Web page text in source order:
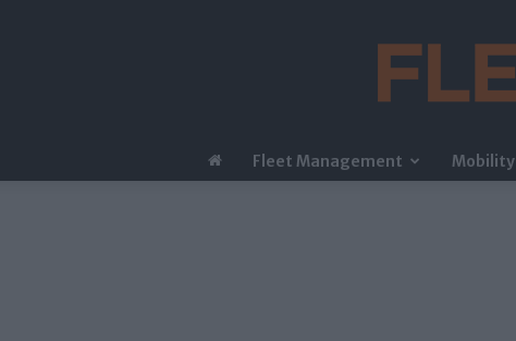
Fleet Management Mobility